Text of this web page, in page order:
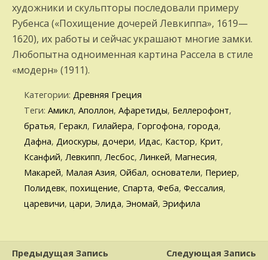
художники и скульпторы последовали примеру
Рубенса («Похищение дочерей Левкиппа», 1619—
1620), их работы и сейчас украшают многие замки.
Любопытна одноименная картина Рассела в стиле
«модерн» (1911).
Категории: Древняя Греция
Теги: Амикл, Аполлон, Афаретиды, Беллерофонт,
братья, Геракл, Гилайера, Горгофона, города,
Дафна, Диоскуры, дочери, Идас, Кастор, Крит,
Ксанфий, Левкипп, Лесбос, Линкей, Магнесия,
Макарей, Малая Азия, Ойбал, основатели, Периер,
Полидевк, похищение, Спарта, Феба, Фессалия,
царевичи, цари, Элида, Эномай, Эрифила
Предыдущая Запись
Следующая Запись